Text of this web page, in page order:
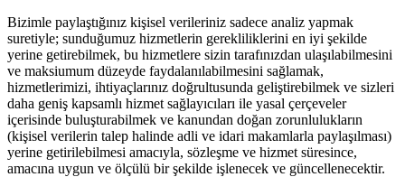
Bizimle paylaştığınız kişisel verileriniz sadece analiz yapmak
suretiyle; sunduğumuz hizmetlerin gerekliliklerini en iyi şekilde
yerine getirebilmek, bu hizmetlere sizin tarafınızdan ulaşılabilmesini
ve maksiumum düzeyde faydalanılabilmesini sağlamak,
hizmetlerimizi, ihtiyaçlarınız doğrultusunda geliştirebilmek ve sizleri
daha geniş kapsamlı hizmet sağlayıcıları ile yasal çerçeveler
içerisinde buluşturabilmek ve kanundan doğan zorunlulukların
(kişisel verilerin talep halinde adli ve idari makamlarla paylaşılması)
yerine getirilebilmesi amacıyla, sözleşme ve hizmet süresince,
amacına uygun ve ölçülü bir şekilde işlenecek ve güncellenecektir.